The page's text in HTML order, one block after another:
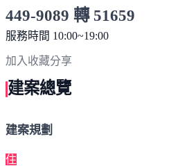
449-9089 轉 51659
服務時間 10:00~19:00
加入收藏分享
建案總覽
建案規劃
住